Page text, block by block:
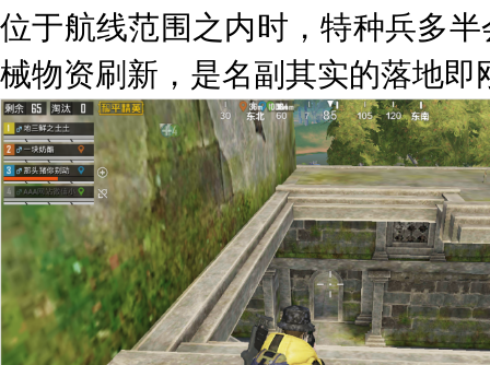
位于航线范围之内时，特种兵多
械物资刷新，是名副其实的落地即